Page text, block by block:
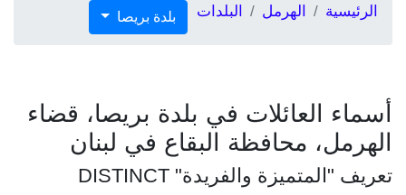
الرئيسية الهرمل البلدات بلدة بريصا
أسماء العائلات في بلدة بريصا، قضاء
الهرمل، محافظة البقاع في لبنان
تعريف "المتميزة والفريدة" DISTINCT